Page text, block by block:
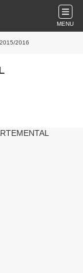
MENU
2016